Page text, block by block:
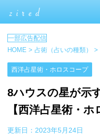
HOME > 占術（占いの種類） >
西洋占星術・ホロスコープ
8ハウスの星が示
【西洋占星術・ホ
更新日： 2023年5月24日